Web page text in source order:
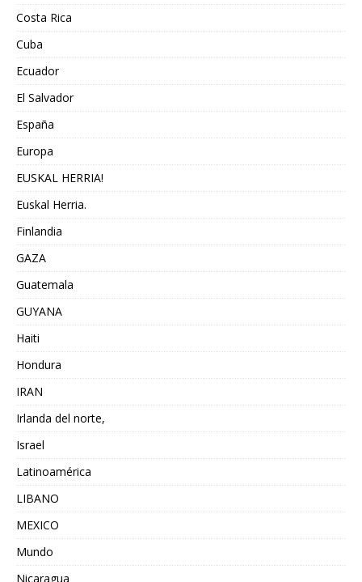
Costa Rica
Cuba
Ecuador
El Salvador
España
Europa
EUSKAL HERRIA!
Euskal Herria.
Finlandia
GAZA
Guatemala
GUYANA
Haiti
Hondura
IRAN
Irlanda del norte,
Israel
Latinoamérica
LIBANO
MEXICO
Mundo
Nicaragua